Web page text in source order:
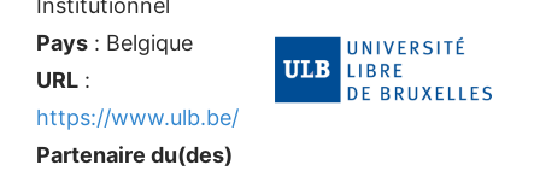
Institutionnel
Pays : Belgique
URL :
https://www.ulb.be/
Partenaire du(des)